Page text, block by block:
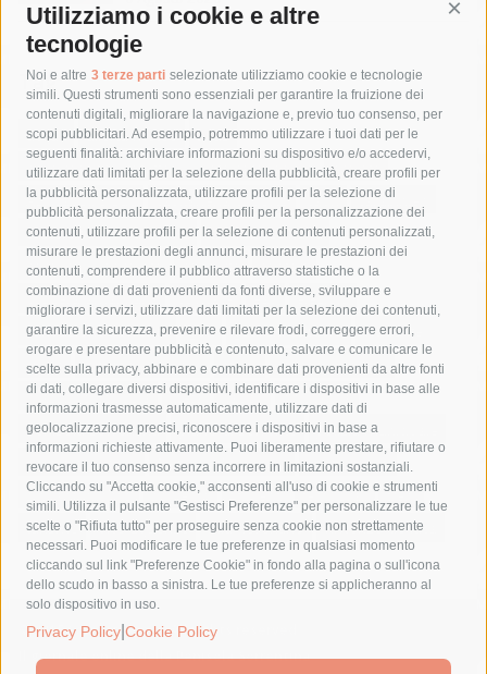
Utilizziamo i cookie e altre
tecnologie
Noi e altre 3 terze parti selezionate utilizziamo cookie e tecnologie
simili. Questi strumenti sono essenziali per garantire la fruizione dei
contenuti digitali, migliorare la navigazione e, previo tuo consenso, per
scopi pubblicitari. Ad esempio, potremmo utilizzare i tuoi dati per le
seguenti finalità: archiviare informazioni su dispositivo e/o accedervi,
utilizzare dati limitati per la selezione della pubblicità, creare profili per
la pubblicità personalizzata, utilizzare profili per la selezione di
pubblicità personalizzata, creare profili per la personalizzazione dei
contenuti, utilizzare profili per la selezione di contenuti personalizzati,
misurare le prestazioni degli annunci, misurare le prestazioni dei
contenuti, comprendere il pubblico attraverso statistiche o la
combinazione di dati provenienti da fonti diverse, sviluppare e
migliorare i servizi, utilizzare dati limitati per la selezione dei contenuti,
garantire la sicurezza, prevenire e rilevare frodi, correggere errori,
erogare e presentare pubblicità e contenuto, salvare e comunicare le
scelte sulla privacy, abbinare e combinare dati provenienti da altre fonti
di dati, collegare diversi dispositivi, identificare i dispositivi in base alle
informazioni trasmesse automaticamente, utilizzare dati di
geolocalizzazione precisi, riconoscere i dispositivi in base a
informazioni richieste attivamente. Puoi liberamente prestare, rifiutare o
revocare il tuo consenso senza incorrere in limitazioni sostanziali.
Cliccando su "Accetta cookie," acconsenti all'uso di cookie e strumenti
simili. Utilizza il pulsante "Gestisci Preferenze" per personalizzare le tue
scelte o "Rifiuta tutto" per proseguire senza cookie non strettamente
necessari. Puoi modificare le tue preferenze in qualsiasi momento
cliccando sul link "Preferenze Cookie" in fondo alla pagina o sull'icona
dello scudo in basso a sinistra. Le tue preferenze si applicheranno al
solo dispositivo in uso.
Privacy Policy Cookie Policy
Tag
acqua allerta meteo
anas
area marina protetta di punta campanella
arresto
Asl Napoli 3 sud
capitaneria di porto capri
carabinieri
castellammare di stabia
circumvesuviana
comune di sorrento
concerto
contagi
costiera amalfitana
covid-19 eav
elezioni
fondazione sorrento
gori guardia costiera
incidente
lavori
lorenzo balducelli mare
massa lubrense
massimo coppola
Meta napoli
ordinanza
penisola sorrentina
piano di sorrento
polizia municipale
protezione civile
Regione Campania
sant'agnello
sindaco cuomo
sorrento studenti temporali
treni
turismo
Vico Equense villa fiorentino vincenzo de luca
© 2015 SorrentoPress. All rights reserved.
Il giornale online della Penisola Sorrentina